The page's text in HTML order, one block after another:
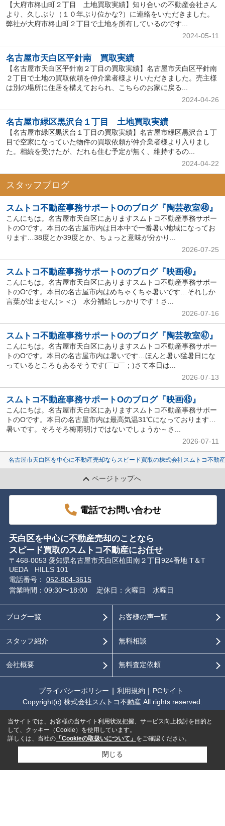
【大府市柊山町２丁目 土地買取実績】知り合いの不動産会社さん
より、久しぶり（１０年ぶり位かな?）に連絡をいただきました。
弊社が大府市柊山町２丁目で土地を所有しているのです...
2024-05-11
名古屋市天白区平針南 買取実績
【名古屋市天白区平針南２丁目の買取実績】名古屋市天白区平針南
２丁目で土地の買取依頼を仲介業者様よりいただきました。売主様
は別の場所に住居を構えておられ、こちらのお家に戻る...
2024-04-26
名古屋市緑区黒沢台１丁目 土地買取実績
【名古屋市緑区黒沢台１丁目の買取実績】名古屋市緑区黒沢台１丁
目で空家になっていた物件の買取依頼が仲介業者様より入りまし
た。相続を受けたが、だれも住む予定が無く、維持するの...
2024-04-22
スタッフブログ
スムトコ不動産事務サポートOのブログ『陶芸教室㊽』
こんにちは。名古屋市天白区にありますスムトコ不動産事務サポー
トのOです。本日の名古屋市内は日本中で一番暑い地域になってお
ります…38度とか39度とか、ちょっと意味が分かり...
2026-07-25
スムトコ不動産事務サポートOのブログ『映画㊻』
こんにちは。名古屋市天白区にありますスムトコ不動産事務サポー
トのOです。本日の名古屋市内はめちゃくちゃ暑いです…それしか
言葉が出ません(＞＜;) 水分補給しっかりです！さ...
2026-07-16
スムトコ不動産事務サポートOのブログ『陶芸教室㊼』
こんにちは。名古屋市天白区にありますスムトコ不動産事務サポー
トのOです。本日の名古屋市内は暑いです…ほんと暑い猛暑日にな
っているところもあるそうです(￣□￣；)さて本日は...
2026-07-13
スムトコ不動産事務サポートOのブログ『映画㊺』
こんにちは。名古屋市天白区にありますスムトコ不動産事務サポー
トのOです。本日の名古屋市内は最高気温31℃になっております…
暑いです。そろそろ梅雨明けではないでしょうか～さ...
2026-07-11
名古屋市天白区を中心に不動産売却ならスピード買取の株式会社スムトコ不動
ページトップへ
電話でお問い合わせ
天白区を中心に不動産売却のことなら
スピード買取のスムトコ不動産にお任せ
〒468-0053 愛知県名古屋市天白区植田南２丁目924番地 T＆T
UEDA HILLS 101
電話番号： 052-804-3615
営業時間：09:30〜18:00
定休日：火曜日 水曜日
ブログ一覧
スタッフ紹介
会社概要
お客様の声一覧
無料相談
無料査定依頼
プライバシーポリシー 利用規約
PCサイト
Copyright(c) 株式会社スムトコ不動産 All rights reserved.
当サイトでは、お客様の当サイト利用状況把握、サービス向上検討を目的と
して、クッキー（Cookie）を使用しています。
詳しくは、当社の 「Cookieの取扱いについて」 をご確認ください。
閉じる